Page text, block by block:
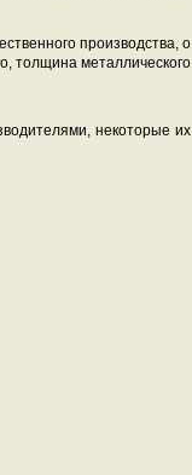
производства, о
толщина металлического
некоторые их